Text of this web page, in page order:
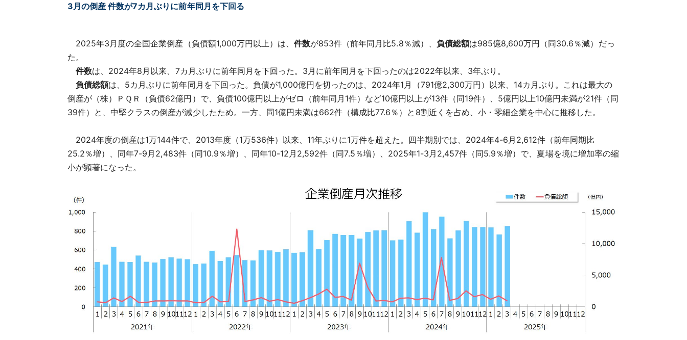
3月の倒産 件数が7カ月ぶりに前年同月を下回る
2025年3月度の全国企業倒産（負債額1,000万円以上）は、件数が853件（前年同月比5.8％減）、 負債総額は985億8,600万円（同30.6％減）だっ
た。
件数は、2024年8月以来、7カ月ぶりに前年同月を下回った。3月に前年同月を下回ったのは2022年以来、3年ぶり。
負債総額は、5カ月ぶりに前年同月を下回った。負債が1,000億円を切ったのは、2024年1月（791億2,300万円）以来、14カ月ぶり。これは最大の
倒産が（株）ＰＱＲ（負債62億円）で、負債100億円以上がゼロ（前年同月1件）など10億円以上が13件（同19件）、5億円以上10億円未満が21件（同
39件）と、中堅クラスの倒産が減少したため。一方、同1億円未満は662件（構成比77.6％）と8割近くを占め、小・零細企業を中心に推移した。
2024年度の倒産は1万144件で、2013年度（1万536件）以来、11年ぶりに1万件を超えた。四半期別では、2024年4-6月2,612件（前年同期比
25.2％増）、同年7-9月2,483件（同10.9％増）、同年10-12月2,592件（同7.5％増）、2025年1-3月2,457件（同5.9％増）で、夏場を境に増加率の縮
小が顕著になった。